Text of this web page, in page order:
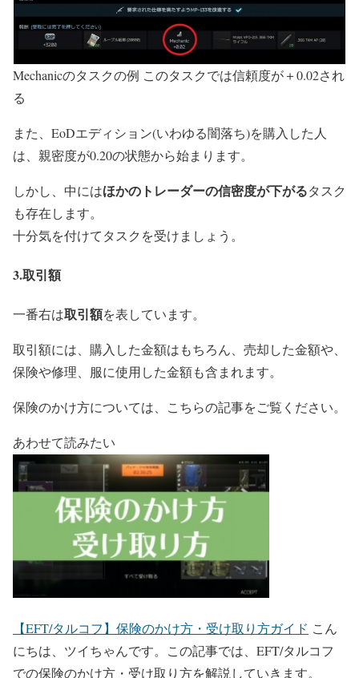
Mechanicのタスクの例 このタスクでは信頼度が＋0.02され
る
また、EoDエディション(いわゆる闇落ち)を購入した人
は、親密度が0.20の状態から始まります。
しかし、中にはほかのトレーダーの信密度が下がるタスク
も存在します。
十分気を付けてタスクを受けましょう。
3.取引額
一番右は取引額を表しています。
取引額には、購入した金額はもちろん、売却した金額や、
保険や修理、服に使用した金額も含まれます。
保険のかけ方については、こちらの記事をご覧ください。
あわせて読みたい
【EFT/タルコフ】保険のかけ方・受け取り方ガイド こん
にちは、ツイちゃんです。この記事では、EFT/タルコフ
での保険のかけ方・受け取り方を解説していきます。